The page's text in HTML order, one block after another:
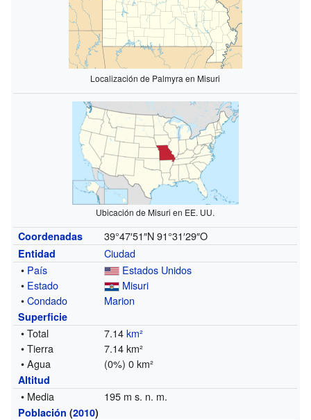
Localización de Palmyra en Misuri
Ubicación de Misuri en EE. UU.
Coordenadas 39°47′51″N 91°31′29″O
Entidad
Ciudad
• País
Estados Unidos
• Estado
Misuri
•Condado Marion
Superficie
• Total 7.14km²
• Tierra
7.14 km²
• Agua
(0%) 0 km²
Altitud
• Media 195 m s. n. m.
Población (2010)